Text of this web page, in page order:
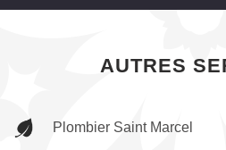
AUTRES
Plombier Saint Marcel